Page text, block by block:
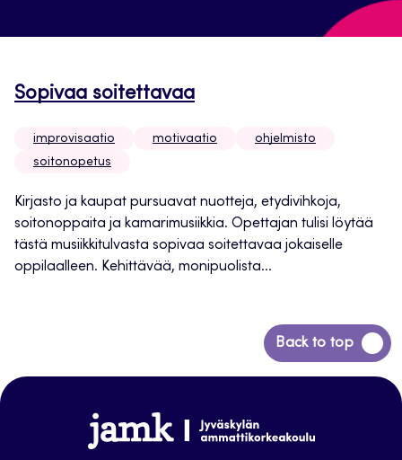
Sopivaa soitettavaa
improvisaatio motivaatio
ohjelmisto
soitonopetus
Kirjasto ja kaupat pursuavat nuotteja, etydivihkoja,
soitonoppaita ja kamarimusiikkia. Opettajan tulisi löytää
tästä musiikkitulvasta sopivaa soitettavaa jokaiselle
oppilaalleen. Kehittävää, monipuolista...
Back to top
Siirry
takaisin
www.jamk.fi